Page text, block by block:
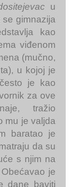
u
se gimnazija
kao
viđenom
(mučno,
u kojoj je
je kao
za ove
tražio
mu je valjda
baratao je
da su
s njim na
Obećavao je
dane baviti